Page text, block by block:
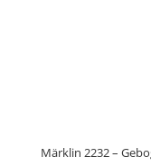
Märklin 2232 –